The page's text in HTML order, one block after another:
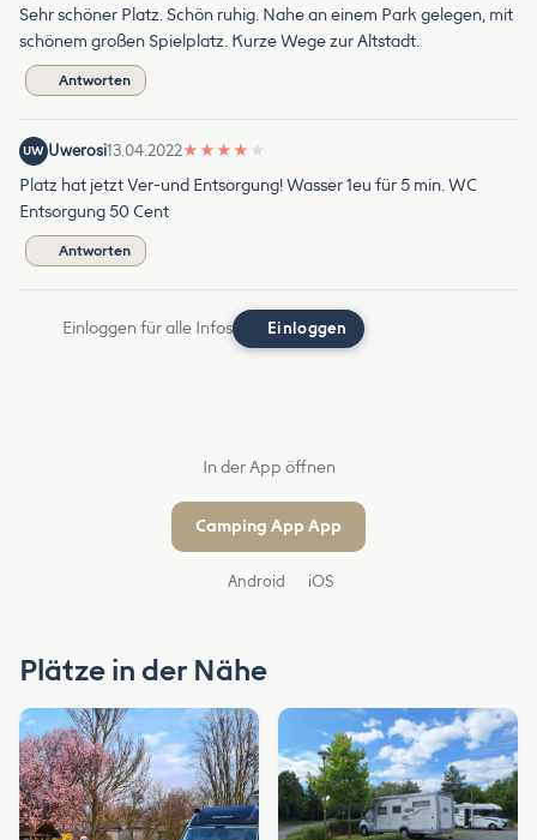
Sehr schöner Platz. Schön ruhig. Nahe an einem Park gelegen, mit
schönem großen Spielplatz. Kurze Wege zur Altstadt.
Antworten
UW Uwerosi13.04.2022★ ★ ★ ★ ★
Platz hat jetzt Ver-und Entsorgung! Wasser 1eu für 5 min. WC
Entsorgung 50 Cent
Antworten
Einloggen für alle Infos Einloggen
In der App öffnen
Camping App App
Android iOS
Plätze in der Nähe